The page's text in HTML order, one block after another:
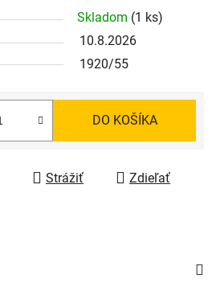
Skladom (1 ks)
10.8.2026
1920/55
DO KOŠÍKA
Strážiť Zdieľať